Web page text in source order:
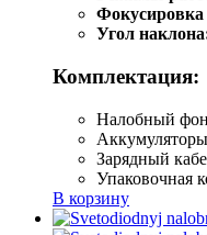
Фокусировка
Угол
Комплектация:
Налобный
Зарядный
Упаковочная
В корзину